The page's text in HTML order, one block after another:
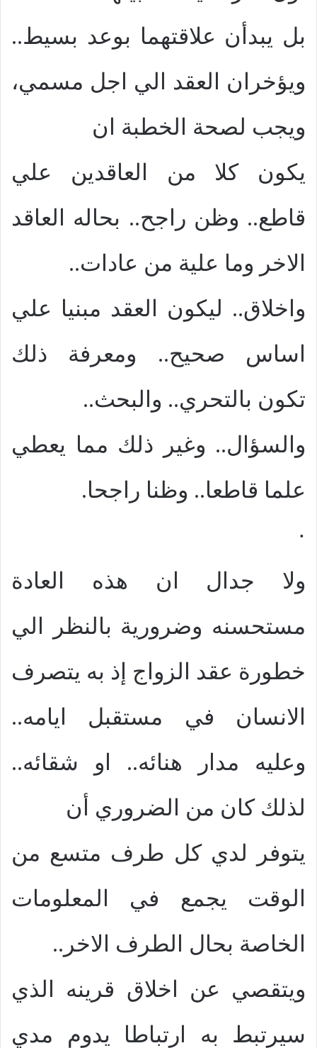
بل يبدأن علاقتهما بوعد بسيط..
ويؤخران العقد الي اجل مسمي،
ويجب لصحة الخطبة ان
يكون كلا من العاقدين علي
قاطع.. وظن راجح.. بحاله العاقد
الاخر وما علية من عادات..
واخلاق.. ليكون العقد مبنيا علي
اساس صحيح.. ومعرفة ذلك
تكون بالتحري.. والبحث..
والسؤال.. وغير ذلك مما يعطي
علما قاطعا.. وظنا راجحا.
·
ولا جدال ان هذه العادة
مستحسنه وضرورية بالنظر الي
خطورة عقد الزواج إذ به يتصرف
الانسان في مستقبل ايامه..
وعليه مدار هنائه.. او شقائه..
لذلك كان من الضروري أن
يتوفر لدي كل طرف متسع من
الوقت يجمع في المعلومات
الخاصة بحال الطرف الاخر..
ويتقصي عن اخلاق قرينه الذي
سيرتبط به ارتباطا يدوم مدي